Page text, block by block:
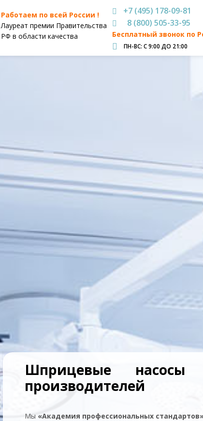
Работаем по всей России !
Лауреат премии Правительства
РФ в области качества
+7 (495) 178-09-81
8 (800) 505-33-95
Бесплатный звонок по
ПН-ВС: С 9:00 ДО 21:00
Шприцевые
производителей
Мы «Академия профессиональных